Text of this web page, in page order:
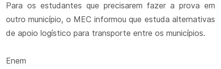
Para os estudantes que precisarem fazer a prova em
outro município, o MEC informou que estuda alternativas
de apoio logístico para transporte entre os municípios.
Enem